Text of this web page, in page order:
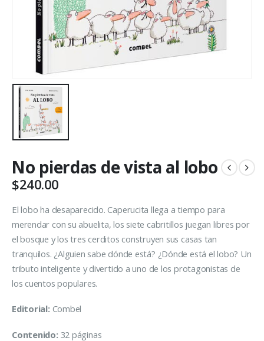
No pierdas de vista al lobo
$240.00
El lobo ha desaparecido. Caperucita llega a tiempo para
merendar con su abuelita, los siete cabritillos juegan libres por
el bosque y los tres cerditos construyen sus casas tan
tranquilos. ¿Alguien sabe dónde está? ¿Dónde está el lobo? Un
tributo inteligente y divertido a uno de los protagonistas de
los cuentos populares.
Editorial: Combel
Contenido: 32 páginas